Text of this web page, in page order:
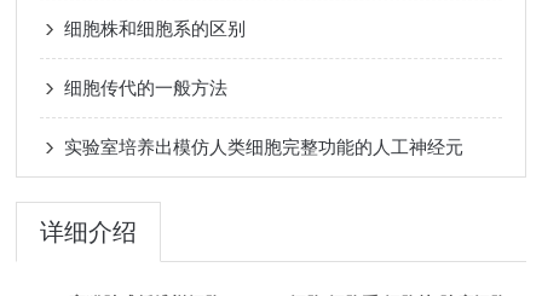
细胞株和细胞系的区别
细胞传代的一般方法
实验室培养出模仿人类细胞完整功能的人工神经元
详细介绍